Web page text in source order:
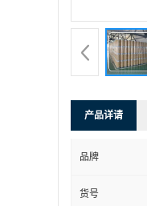
产品详请
品牌
货号